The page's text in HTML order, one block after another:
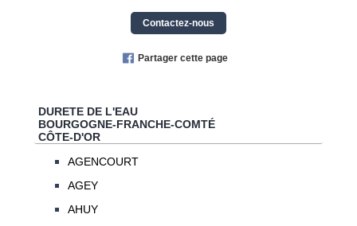
Contactez-nous
Partager cette page
DURETE DE L'EAU
BOURGOGNE-FRANCHE-COMTÉ
CÔTE-D'OR
AGENCOURT
AGEY
AHUY